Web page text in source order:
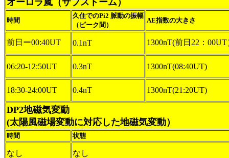
オーロラ嵐（サブストーム）
時間
久住でのPi2 脈動の振幅
（ピーク間）
AE指数の大きさ
前日ー00:40UT 0.1nT 1300nT(前日22：00UT
06:20-12:50UT 0.3nT 1300nT(08:40UT)
18:30-24:00UT 0.4nT 1300nT(21:20UT)
DP2地磁気変動
(太陽風磁場変動に対応した地磁気変動）
時間 状態
なし なし